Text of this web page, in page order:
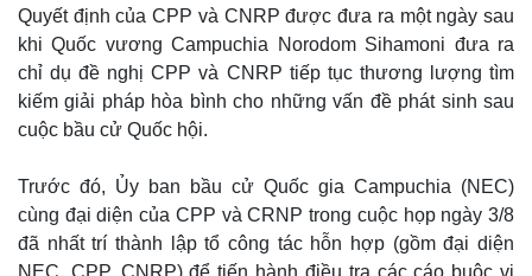
Quyết định của CPP và CNRP được đưa ra một ngày sau
khi Quốc vương Campuchia Norodom Sihamoni đưa ra
chỉ dụ đề nghị CPP và CNRP tiếp tục thương lượng tìm
kiếm giải pháp hòa bình cho những vấn đề phát sinh sau
cuộc bầu cử Quốc hội.
Trước đó, Ủy ban bầu cử Quốc gia Campuchia (NEC)
cùng đại diện của CPP và CRNP trong cuộc họp ngày 3/8
đã nhất trí thành lập tổ công tác hỗn hợp (gồm đại diện
NEC, CPP, CNRP) để tiến hành điều tra các cáo buộc vi